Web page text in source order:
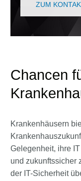
ZUM
Chancen
Krankenhäusern
Gelegenheit, ihre
und zukunftssicher
der IT-Sicherheit